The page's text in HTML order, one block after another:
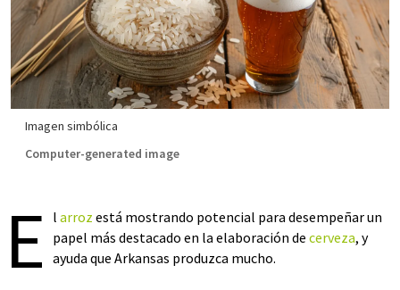
Imagen simbólica
Computer-generated image
E l arroz está mostrando potencial para desempeñar un
papel más destacado en la elaboración de cerveza, y
ayuda que Arkansas produzca mucho.